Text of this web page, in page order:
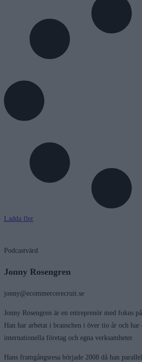
Ladda fler
Podcastvärd
Jonny Rosengren
jonny@ecommercerecruit.se
Jonny Rosengren är en entreprenör med fokus
Han har arbetat i branschen i över tio år och har
internationella företag och egna verksamheter.
Hans framgångsresa började 2008 då han